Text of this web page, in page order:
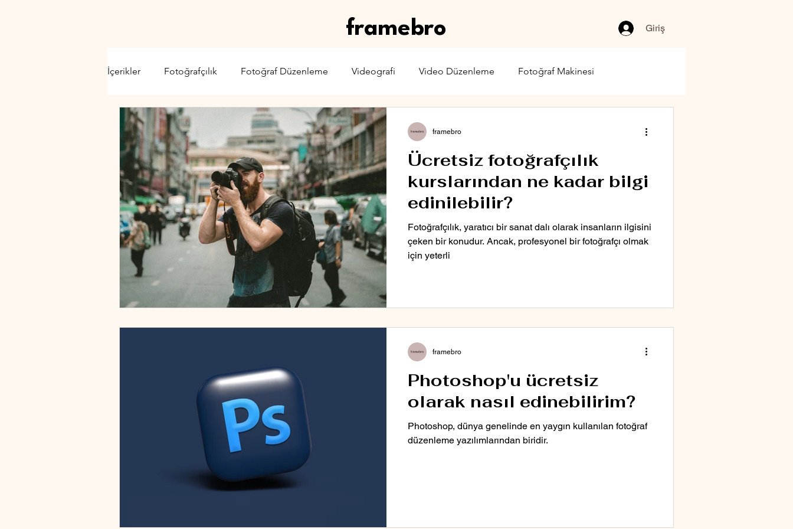
framebro Giriş
İçerikler Fotoğrafçılık Fotoğraf Düzenleme Videografi Video Düzenleme Fotoğraf Makinesi
Video Kamera Drone Karşılaştırma Web Yayıncılığı
Ücretsiz fotoğrafçılık
kurslarından ne kadar bilgi
edinilebilir?
Fotoğrafçılık, yaratıcı bir sanat dalı olarak insanların ilgisini
çeken bir konudur. Ancak, profesyonel bir fotoğrafçı olmak
için yeterli
framebro
Photoshop'u ücretsiz
olarak nasıl edinebilirim?
Photoshop, dünya genelinde en yaygın kullanılan fotoğraf
düzenleme yazılımlarından biridir.
framebro